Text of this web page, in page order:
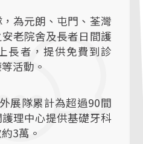
為元朗、屯門、荃灣
老院舍及長者日間護
長者，提供免費到診
活動。
展隊累計為超過90間
理中心提供基礎牙科
3萬。